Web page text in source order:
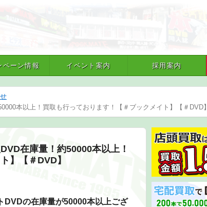
ペーン情報 イベント案内 採用案内
本以上！買取も行っております！【＃ブックメイト】【＃DVD】
在庫量！約50000本以上！
】【＃DVD】
DVDの在庫量が50000本以上ござ